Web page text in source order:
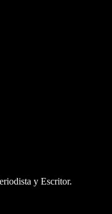
y Escritor.